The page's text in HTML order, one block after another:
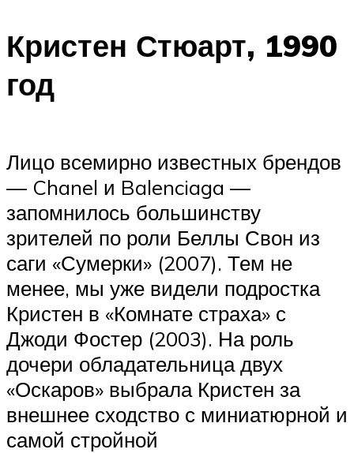
Кристен Стюарт, 1990
год
Лицо всемирно известных брендов
— Chanel и Balenciaga —
запомнилось большинству
зрителей по роли Беллы Свон из
саги «Сумерки» (2007). Тем не
менее, мы уже видели подростка
Кристен в «Комнате страха» с
Джоди Фостер (2003). На роль
дочери обладательница двух
«Оскаров» выбрала Кристен за
внешнее сходство с миниатюрной и
самой стройной